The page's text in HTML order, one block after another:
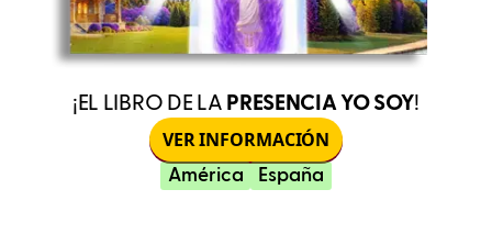
¡EL LIBRO DE LA PRESENCIA YO SOY!
VER INFORMACIÓN
América España